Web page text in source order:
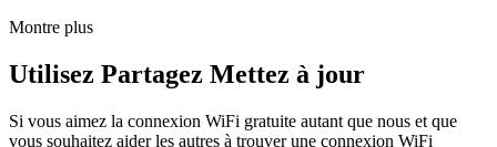
Montre plus
Utilisez Partagez Mettez à jour
Si vous aimez la connexion WiFi gratuite autant que nous et que
vous souhaitez aider les autres à trouver une connexion WiFi